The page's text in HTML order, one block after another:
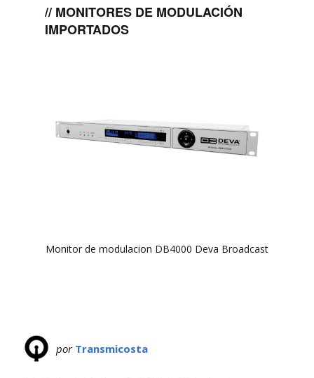
// MONITORES DE MODULACIÓN
IMPORTADOS
Monitor de modulacion DB4000 Deva Broadcast
por Transmicosta